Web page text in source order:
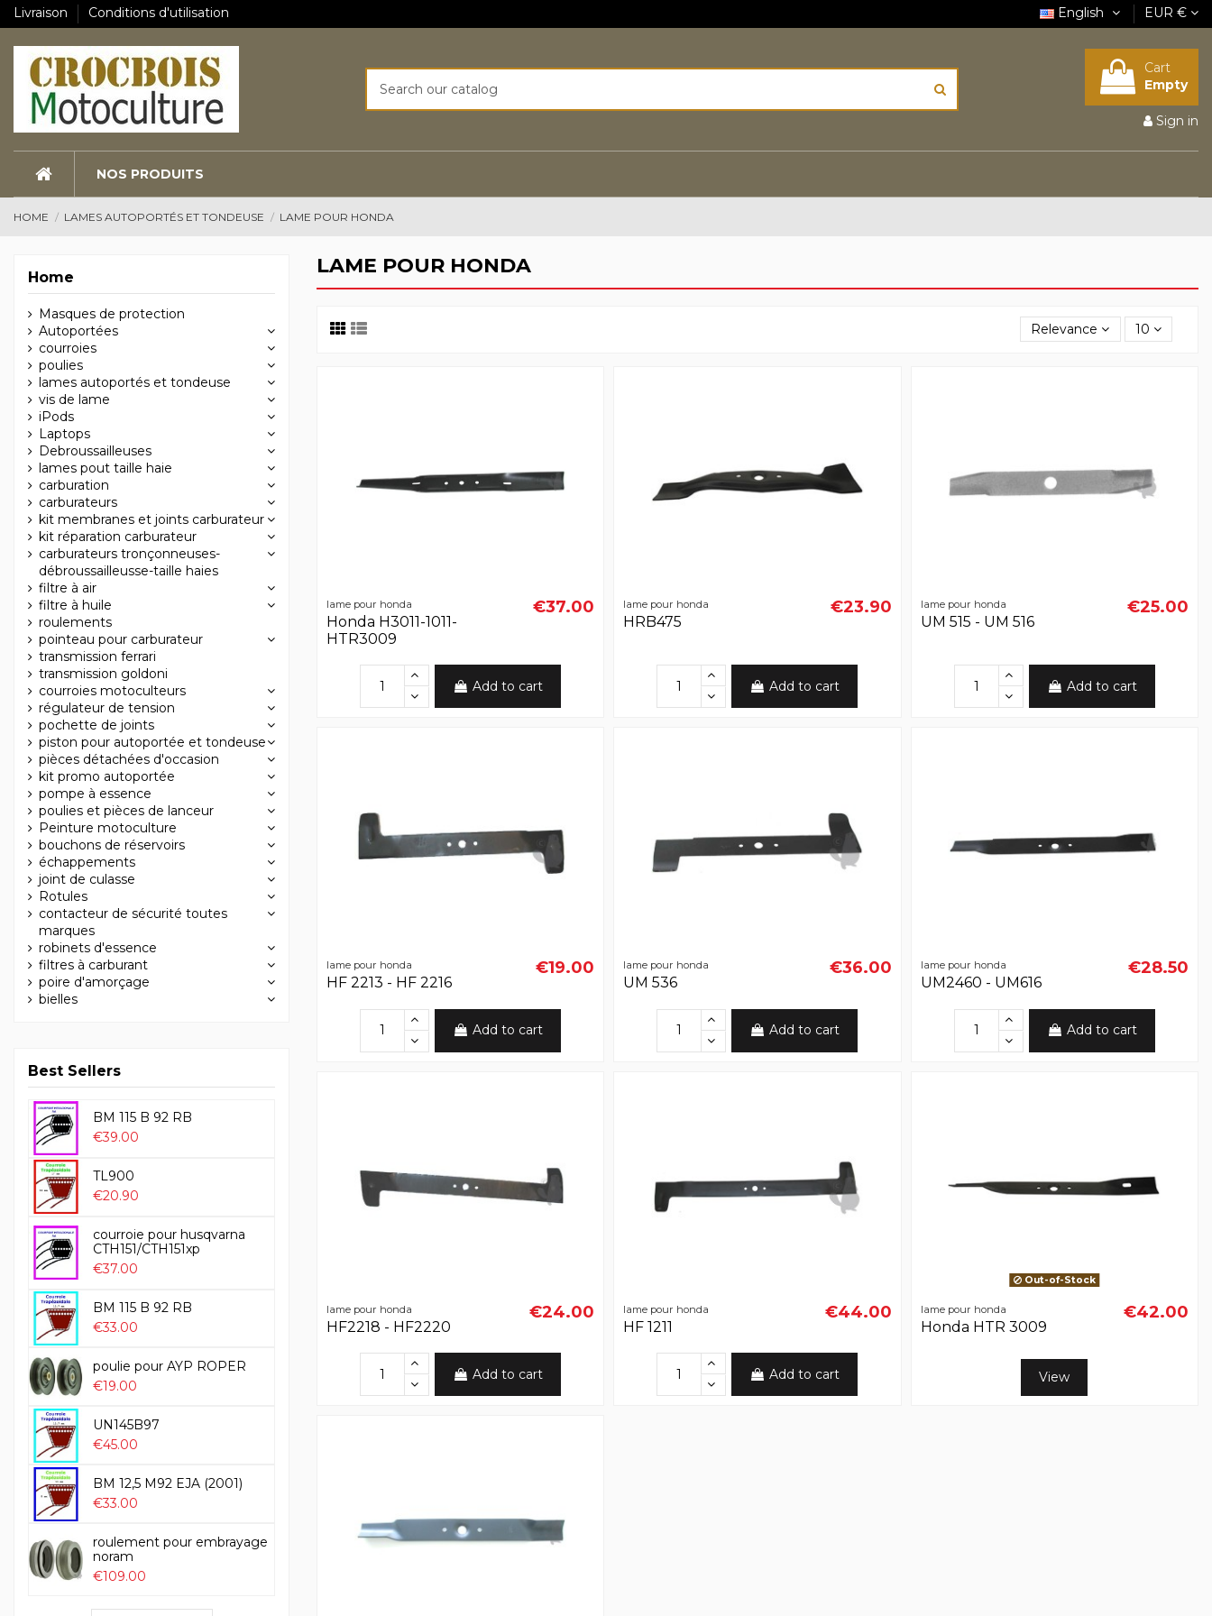
Livraison Conditions d'utilisation English EUR €
Cart
Empty
Sign in
NOS PRODUITS
HOME LAMES AUTOPORTÉS ET TONDEUSE LAME POUR HONDA
LAME POUR HONDA
Relevance 10
lame pour honda
Honda H3011-1011-
HTR3009
€37.00
Add to cart
lame pour honda
HRB475
€23.90
Add to cart
lame pour honda
UM 515 - UM 516
€25.00
Add to cart
lame pour honda
HF 2213 - HF 2216
€19.00
Add to cart
lame pour honda
UM 536
€36.00
Add to cart
lame pour honda
UM2460 - UM616
€28.50
Add to cart
lame pour honda
HF2218 - HF2220
€24.00
Add to cart
lame pour honda
HF 1211
€44.00
Add to cart
Out-of-Stock
lame pour honda
Honda HTR 3009
€42.00
View
Home
Masques de protection
Autoportées
courroies
poulies
lames autoportés et tondeuse
vis de lame
iPods
Laptops
Debroussailleuses
lames pout taille haie
carburation
carburateurs
kit membranes et joints carburateur
kit réparation carburateur
carburateurs tronçonneuses-
débroussailleusse-taille haies
filtre à air
filtre à huile
roulements
pointeau pour carburateur
transmission ferrari
transmission goldoni
courroies motoculteurs
régulateur de tension
pochette de joints
piston pour autoportée et tondeuse
pièces détachées d'occasion
kit promo autoportée
pompe à essence
poulies et pièces de lanceur
Peinture motoculture
bouchons de réservoirs
échappements
joint de culasse
Rotules
contacteur de sécurité toutes
marques
robinets d'essence
filtres à carburant
poire d'amorçage
bielles
Best Sellers
BM 115 B 92 RB
€39.00
TL900
€20.90
courroie pour husqvarna
CTH151/CTH151xp
€37.00
BM 115 B 92 RB
€33.00
poulie pour AYP ROPER
€19.00
UN145B97
€45.00
BM 12,5 M92 EJA (2001)
€33.00
roulement pour embrayage
noram
€109.00